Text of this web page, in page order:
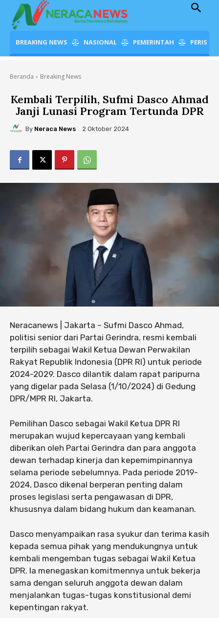
BREAKING NEWS NASIONAL PEMERINTAH
Beranda Breaking News
Kembali Terpilih, Sufmi Dasco Ahmad
Janji Lunasi Program Tertunda DPR
By Neraca News 2 Oktober 2024
Neracanews | Jakarta – Sufmi Dasco Ahmad,
politisi senior dari Partai Gerindra, resmi kembali
terpilih sebagai Wakil Ketua Dewan Perwakilan
Rakyat Republik Indonesia (DPR RI) untuk periode
2024-2029. Dasco dilantik dalam rapat paripurna
yang digelar pada Selasa (1/10/2024) di Gedung
DPR/MPR RI, Jakarta.
Pemilihan Dasco sebagai Wakil Ketua DPR RI
merupakan wujud kepercayaan yang kembali
diberikan oleh Partai Gerindra dan para anggota
dewan terhadap kinerja dan kepemimpinannya
selama periode sebelumnya. Pada periode 2019-
2024, Dasco dikenal berperan penting dalam
proses legislasi serta pengawasan di DPR,
khususnya dalam bidang hukum dan keamanan.
Dasco menyampaikan rasa syukur dan terima kasih
kepada semua pihak yang mendukungnya untuk
kembali mengemban tugas sebagai Wakil Ketua
DPR. Ia menegaskan komitmennya untuk bekerja
sama dengan seluruh anggota dewan dalam
menjalankan tugas-tugas konstitusional demi
kepentingan rakyat.